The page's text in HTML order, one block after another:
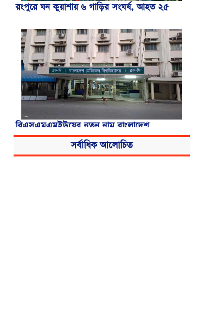
রংপুরে ঘন কুয়াশায় ৬ গাড়ির সংঘর্ষ, আহত ২৫
বিএসএমএমইউয়ের নতুন নাম বাংলাদেশ
মেডিকেল বিশ্ববিদ্যালয়
সর্বাধিক আলোচিত